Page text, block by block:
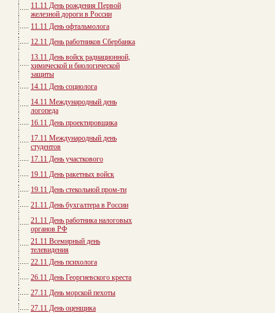
11.11 День рождения Первой
железной дороги в России
11.11 День офтальмолога
12.11 День работников Сбербанка
13.11 День войск радиационной,
химической и биологической
защиты
14.11 День социолога
14.11 Международный день
логопеда
16.11 День проектировщика
17.11 Международный день
студентов
17.11 День участкового
19.11 День ракетных войск
19.11 День стекольной пром-ти
21.11 День бухгалтера в России
21.11 День работника налоговых
органов РФ
21.11 Всемирный день
телевидения
22.11 День психолога
26.11 День Георгиевского креста
27.11 День морской пехоты
27.11 День оценщика